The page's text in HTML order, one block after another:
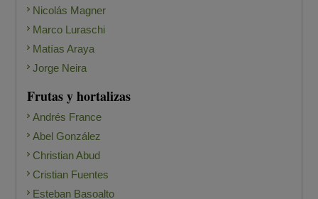
Nicolás Magner
Marco Luraschi
Matías Araya
Jorge Neira
Frutas y hortalizas
Andrés France
Abel González
Christian Abud
Cristian Fuentes
Esteban Basoalto